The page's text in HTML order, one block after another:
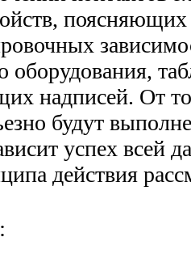
оборудования,
надписей. От
будут
успех всей
действия